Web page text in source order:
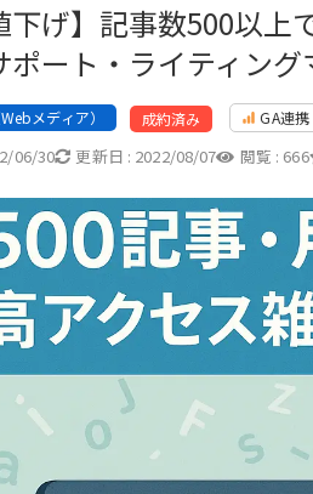
下げ】記事数500以
ポート・ライティング
メディア） 成約済み GA連携
06/30 更新日 : 2022/08/07 閲覧 : 666